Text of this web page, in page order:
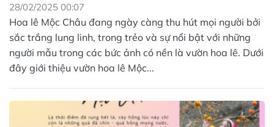
28/02/2025 00:07
Hoa lê Mộc Châu đang ngày càng thu hút mọi người bởi
sắc trắng lung linh, trong trẻo và sự nổi bật với những
người mẫu trong các bức ảnh có nền là vườn hoa lê. Dưới
đây giới thiệu vườn hoa lê Mộc...